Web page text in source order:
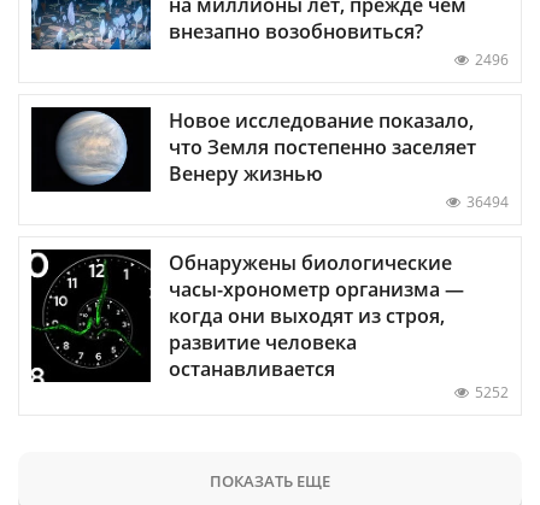
внезапно возобновиться?
2496
Новое исследование показало,
что Земля постепенно заселяет
Венеру жизнью
36494
Обнаружены биологические
часы-хронометр организма —
когда они выходят из строя,
развитие человека
останавливается
5252
ПОКАЗАТЬ ЕЩЕ